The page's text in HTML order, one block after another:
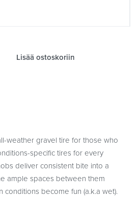
Lisää ostoskoriin
weather gravel tire for those who
specific tires for every
deliver consistent bite into a
ample spaces between them
become fun (a.k.a wet).